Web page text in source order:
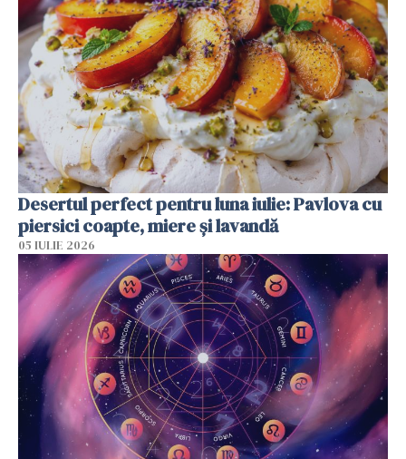
Desertul perfect pentru luna iulie: Pavlova cu
piersici coapte, miere și lavandă
05 IULIE 2026